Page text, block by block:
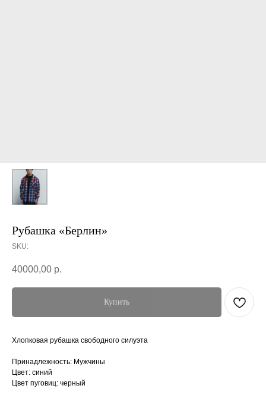
Рубашка «Берлин»
SKU:
40000,00 р.
Купить
Хлопковая рубашка свободного силуэта
Принадлежность: Мужчины
Цвет: синий
Цвет пуговиц: черный